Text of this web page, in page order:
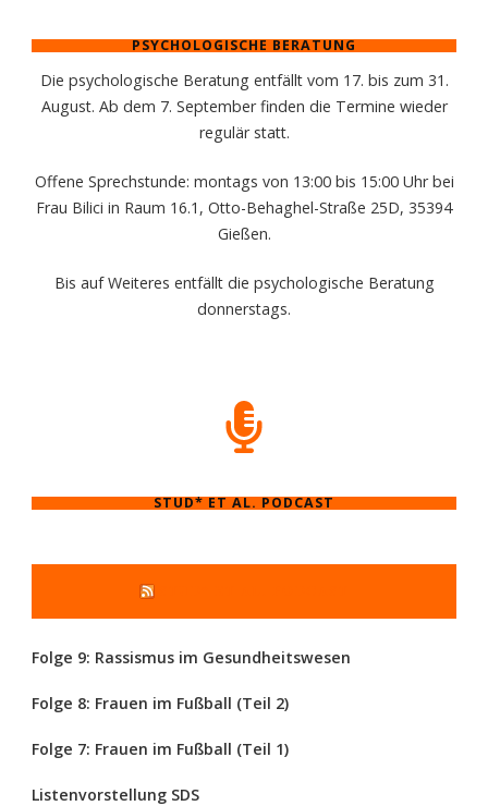
PSYCHOLOGISCHE BERATUNG
Die psychologische Beratung entfällt vom 17. bis zum 31.
August. Ab dem 7. September finden die Termine wieder
regulär statt.
Offene Sprechstunde: montags von 13:00 bis 15:00 Uhr bei
Frau Bilici in Raum 16.1, Otto-Behaghel-Straße 25D, 35394
Gießen.
Bis auf Weiteres entfällt die psychologische Beratung
donnerstags.
STUD* ET AL. PODCAST
Folge 9: Rassismus im Gesundheitswesen
Folge 8: Frauen im Fußball (Teil 2)
Folge 7: Frauen im Fußball (Teil 1)
Listenvorstellung SDS